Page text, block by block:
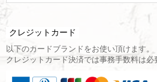
クレジットカード
以下のカードブランドをお使い頂けます。
クレジットカード決済では事務手数料は必